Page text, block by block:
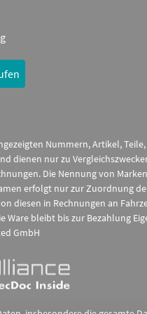
Nummern, Artikel,
dienen nur zu
Die Nennung von
erfolgt nur zur Zuordnung
diesen in Rechnungen an
Ware bleibt bis zur Bezahlung
GmbH